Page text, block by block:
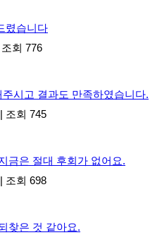
렸습니다
조회 776
시고 결과도 만족하였습니다.
| 조회 745
금은 절대 후회가 없어요.
| 조회 698
찾은 것 같아요.